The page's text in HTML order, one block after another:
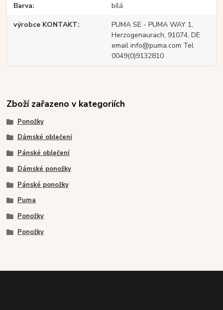
Barva bílá
výrobce KONTAKT
PUMA SE - PUMA WAY 1,
Herzogenaurach, 91074, DE
email info@puma.com Tel
0049(0)9132810
Zboží zařazeno v kategoriích
Ponožky
Dámské oblečení
Pánské oblečení
Dámské ponožky
Pánské ponožky
Puma
Ponožky
Ponožky